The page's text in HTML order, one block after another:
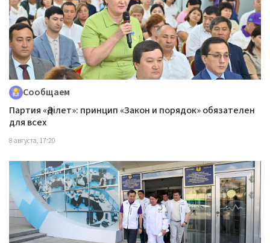
Сообщаем
Партия «Әділет»: принцип «Закон и порядок» обязателен
для всех
8 августа, 17:20